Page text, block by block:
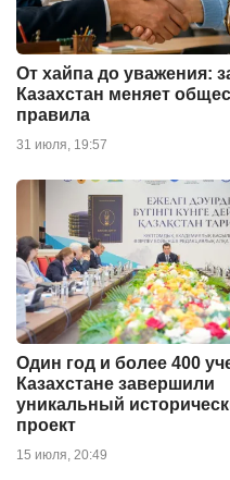
От хайпа до уважения:
Казахстан меняет
правила
31 июля, 19:57
Один год и более 400
Казахстане завершили
уникальный
проект
15 июля, 20:49